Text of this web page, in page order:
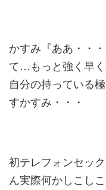
かすみ『ああ・・
て…もっと強く早
自分の持っている
すかすみ・・・
初テレフォンセッ
ん実際何かしこし